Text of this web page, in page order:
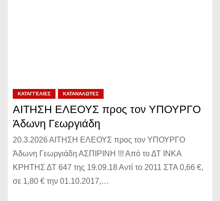
ΚΑΤΑΓΓΕΛΊΕΣ ΚΑΤΑΝΑΛΩΤΈΣ
ΑΙΤΗΣΗ ΕΛΕΟΥΣ προς τον ΥΠΟΥΡΓΟ
Άδωνη Γεωργιάδη
20.3.2026 ΑΙΤΗΣΗ ΕΛΕΟΥΣ προς τον ΥΠΟΥΡΓΟ
Άδωνη Γεωργιάδη ΑΣΠΙΡΙΝΗ !!! Από το ΔΤ ΙΝΚΑ
ΚΡΗΤΗΣ ΔΤ 647 της 19.09.18 Αντί το 2011 ΣΤΑ 0,66 €,
σε 1,80 € την 01.10.2017,…